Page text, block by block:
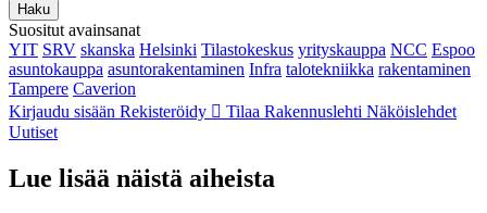
Haku
Suositut avainsanat
YIT SRV skanska Helsinki Tilastokeskus yrityskauppa NCC Espoo
asuntokauppa asuntorakentaminen Infra talotekniikka rakentaminen
Tampere Caverion
Kirjaudu sisään Rekisteröidy Tilaa Rakennuslehti Näköislehdet
Uutiset
Lue lisää näistä aiheista